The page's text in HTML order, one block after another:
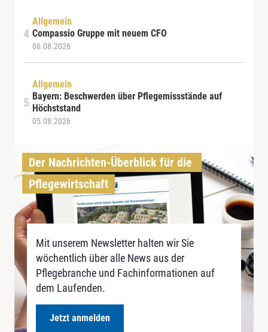
Allgemein
Compassio Gruppe mit neuem CFO
06.08.2026
Allgemein
Bayern: Beschwerden über Pflegemissstände auf
Höchststand
05.08.2026
Der Nachrichten-Überblick für die
Pflegewirtschaft
Mit unserem Newsletter halten wir Sie
wöchentlich über alle News aus der
Pflegebranche und Fachinformationen auf
dem Laufenden.
Jetzt anmelden